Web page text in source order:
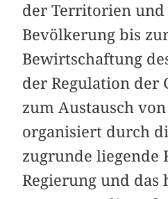
der Territorien und
Bevölkerung bis
Bewirtschaftung
der Regulation der
zum Austausch
organisiert durch
zugrunde liegende
Regierung und das